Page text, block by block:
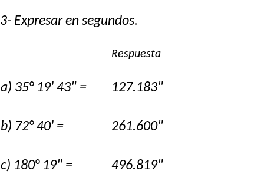
3- Expresar en segundos.
Respuesta
a) 35° 19' 43" =
b) 72° 40' =
c) 180° 19" =
127.183"
261.600"
496.819"